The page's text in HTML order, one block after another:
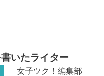
いたライター
女子ツク！編集部